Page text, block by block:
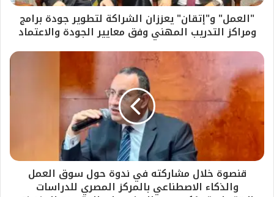
"العمل" و"إتقان" يعززان الشراكة لتطوير جودة برامج
ومراكز التدريب المهني وفق معايير الجودة والاعتماد
قنصوة خلال مشاركته في ندوة حول سوق العمل
والذكاء الاصطناعي بالمركز المصري للدراسات